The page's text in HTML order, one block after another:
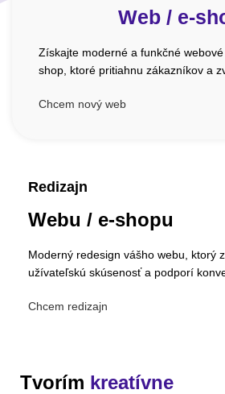
Web / e-
Získajte moderné a funkčné
shop, ktoré pritiahnu zákazníkov a
Chcem nový web
Redizajn
Webu / e-shopu
Moderný redesign vášho webu, ktorý
užívateľskú skúsenosť a podporí
Chcem redizajn
Tvorím kreatívne